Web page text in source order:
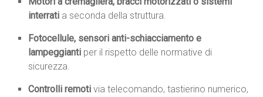
interrati a seconda della struttura.
Fotocellule, sensori anti-schiacciamento e
lampeggianti per il rispetto delle normative di
sicurezza.
Controlli remoti via telecomando, tastierino numerico,